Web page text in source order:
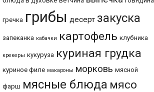
гречка грибы десерт закуска
запеканка кабачки картофель клубника
крекеры кукуруза куриная грудка
куриное филе макароны морковь мясной
фарш мясные блюда мясо